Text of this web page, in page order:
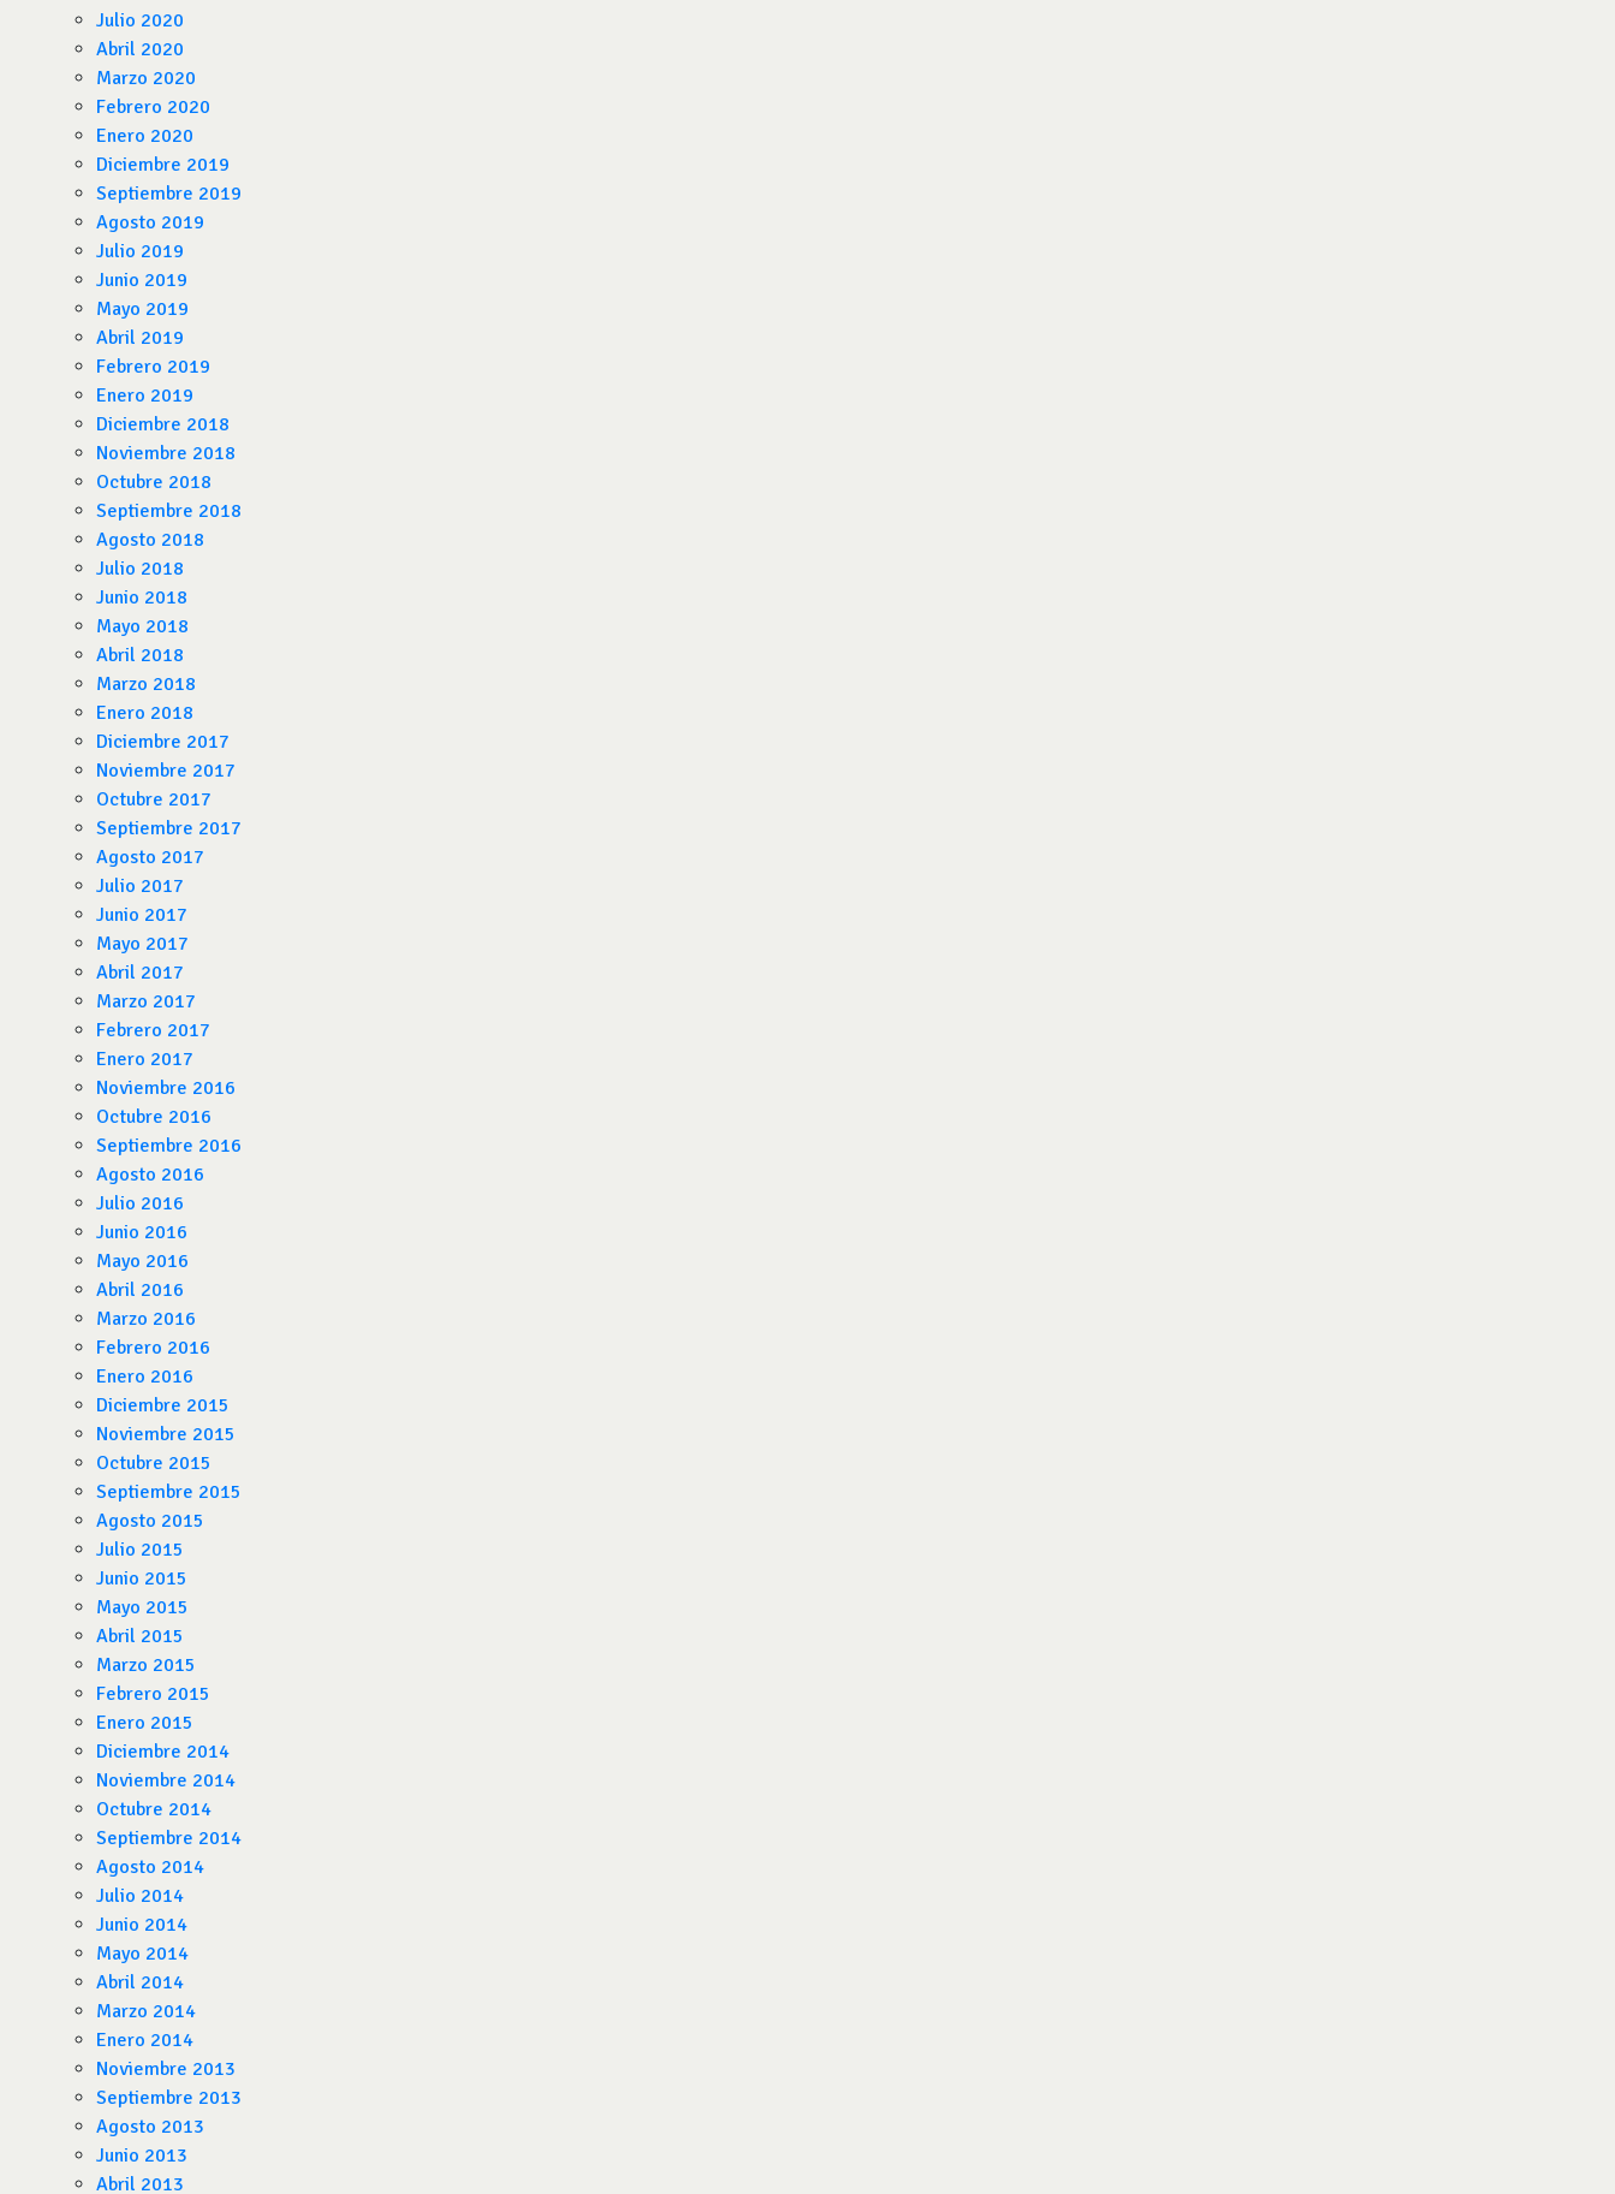
Julio 2020
Abril 2020
Marzo 2020
Febrero 2020
Enero 2020
Diciembre 2019
Septiembre 2019
Agosto 2019
Julio 2019
Junio 2019
Mayo 2019
Abril 2019
Febrero 2019
Enero 2019
Diciembre 2018
Noviembre 2018
Octubre 2018
Septiembre 2018
Agosto 2018
Julio 2018
Junio 2018
Mayo 2018
Abril 2018
Marzo 2018
Enero 2018
Diciembre 2017
Noviembre 2017
Octubre 2017
Septiembre 2017
Agosto 2017
Julio 2017
Junio 2017
Mayo 2017
Abril 2017
Marzo 2017
Febrero 2017
Enero 2017
Noviembre 2016
Octubre 2016
Septiembre 2016
Agosto 2016
Julio 2016
Junio 2016
Mayo 2016
Abril 2016
Marzo 2016
Febrero 2016
Enero 2016
Diciembre 2015
Noviembre 2015
Octubre 2015
Septiembre 2015
Agosto 2015
Julio 2015
Junio 2015
Mayo 2015
Abril 2015
Marzo 2015
Febrero 2015
Enero 2015
Diciembre 2014
Noviembre 2014
Octubre 2014
Septiembre 2014
Agosto 2014
Julio 2014
Junio 2014
Mayo 2014
Abril 2014
Marzo 2014
Enero 2014
Noviembre 2013
Septiembre 2013
Agosto 2013
Junio 2013
Abril 2013